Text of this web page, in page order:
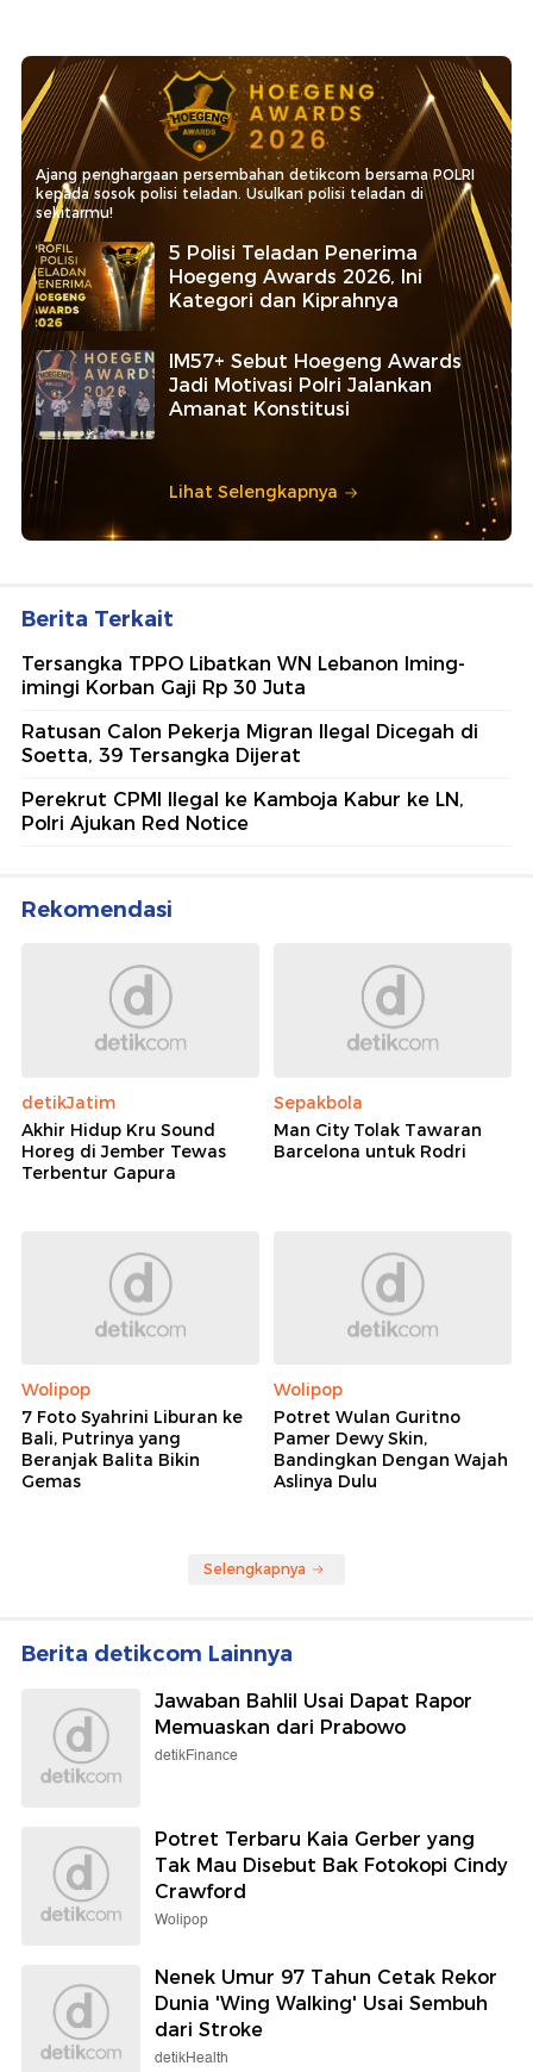
Ajang penghargaan persembahan detikcom bersama POLRI
kepada sosok polisi teladan. Usulkan polisi teladan di
sekitarmu!
5 Polisi Teladan Penerima
Hoegeng Awards 2026, Ini
Kategori dan Kiprahnya
IM57+ Sebut Hoegeng Awards
Jadi Motivasi Polri Jalankan
Amanat Konstitusi
Lihat Selengkapnya
Berita Terkait
Tersangka TPPO Libatkan WN Lebanon Iming-
imingi Korban Gaji Rp 30 Juta
Ratusan Calon Pekerja Migran Ilegal Dicegah di
Soetta, 39 Tersangka Dijerat
Perekrut CPMI Ilegal ke Kamboja Kabur ke LN,
Polri Ajukan Red Notice
Rekomendasi
detikJatim
Akhir Hidup Kru Sound
Horeg di Jember Tewas
Terbentur Gapura
Sepakbola
Man City Tolak Tawaran
Barcelona untuk Rodri
Wolipop
7 Foto Syahrini Liburan ke
Bali, Putrinya yang
Beranjak Balita Bikin
Gemas
Wolipop
Potret Wulan Guritno
Pamer Dewy Skin,
Bandingkan Dengan Wajah
Aslinya Dulu
Selengkapnya
Berita detikcom Lainnya
Jawaban Bahlil Usai Dapat Rapor
Memuaskan dari Prabowo
detikFinance
Potret Terbaru Kaia Gerber yang
Tak Mau Disebut Bak Fotokopi Cindy
Crawford
Wolipop
Nenek Umur 97 Tahun Cetak Rekor
Dunia 'Wing Walking' Usai Sembuh
dari Stroke
detikHealth